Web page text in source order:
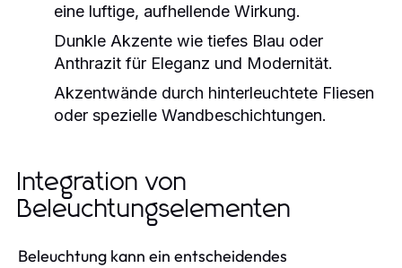
eine luftige, aufhellende Wirkung.
Dunkle Akzente wie tiefes Blau oder
Anthrazit für Eleganz und Modernität.
Akzentwände durch hinterleuchtete Fliesen
oder spezielle Wandbeschichtungen.
Integration von
Beleuchtungselementen
Beleuchtung kann ein entscheidendes